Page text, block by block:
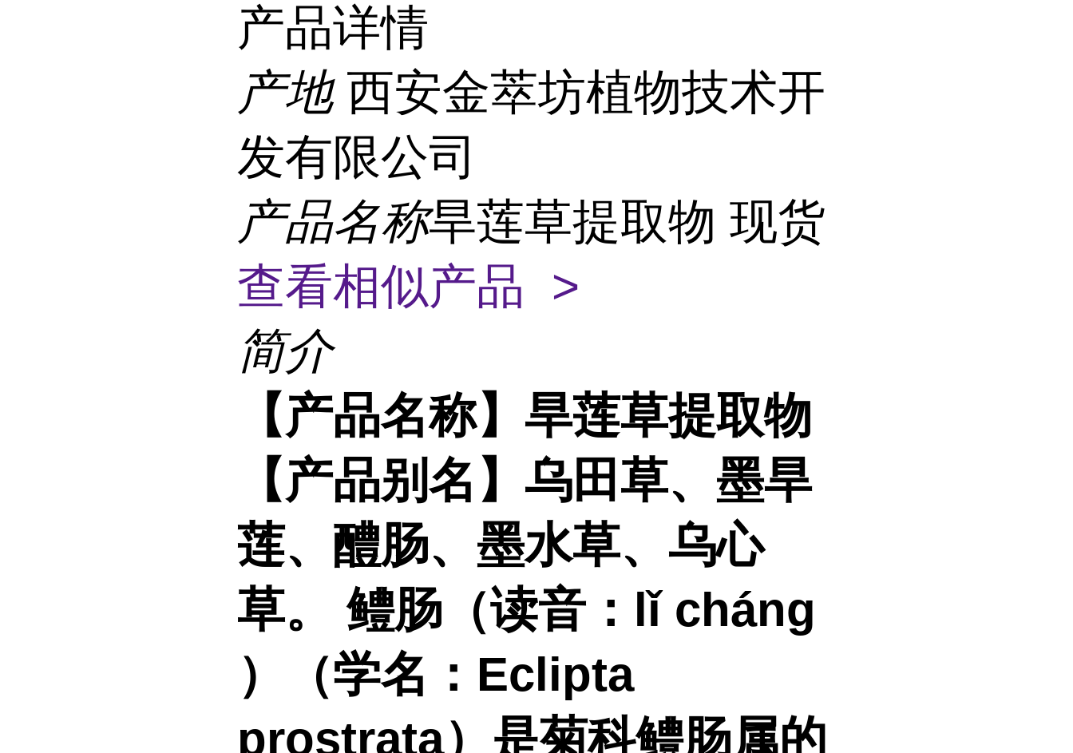
产品详情
产地 西安金萃坊植物技术开
发有限公司
产品名称旱莲草提取物 现货
查看相似产品 >
简介
【产品名称】旱莲草提取物
【产品别名】乌田草、墨旱
莲、醴肠、墨水草、乌心
草。 鳢肠（读音：lǐ cháng
）（学名：Eclipta
prostrata）是菊科鳢肠属的